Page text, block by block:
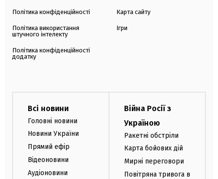
Політика конфіденційності
Політика використання
штучного інтелекту
Політика конфіденційності
додатку
Карта сайту
Ігри
Всі новини
Головні новини
Новини України
Прямий ефір
Відеоновини
Аудіоновини
Війна Росії з
Україною
Ракетні обстріли
Карта бойових дій
Мирні переговори
Повітряна тривога в